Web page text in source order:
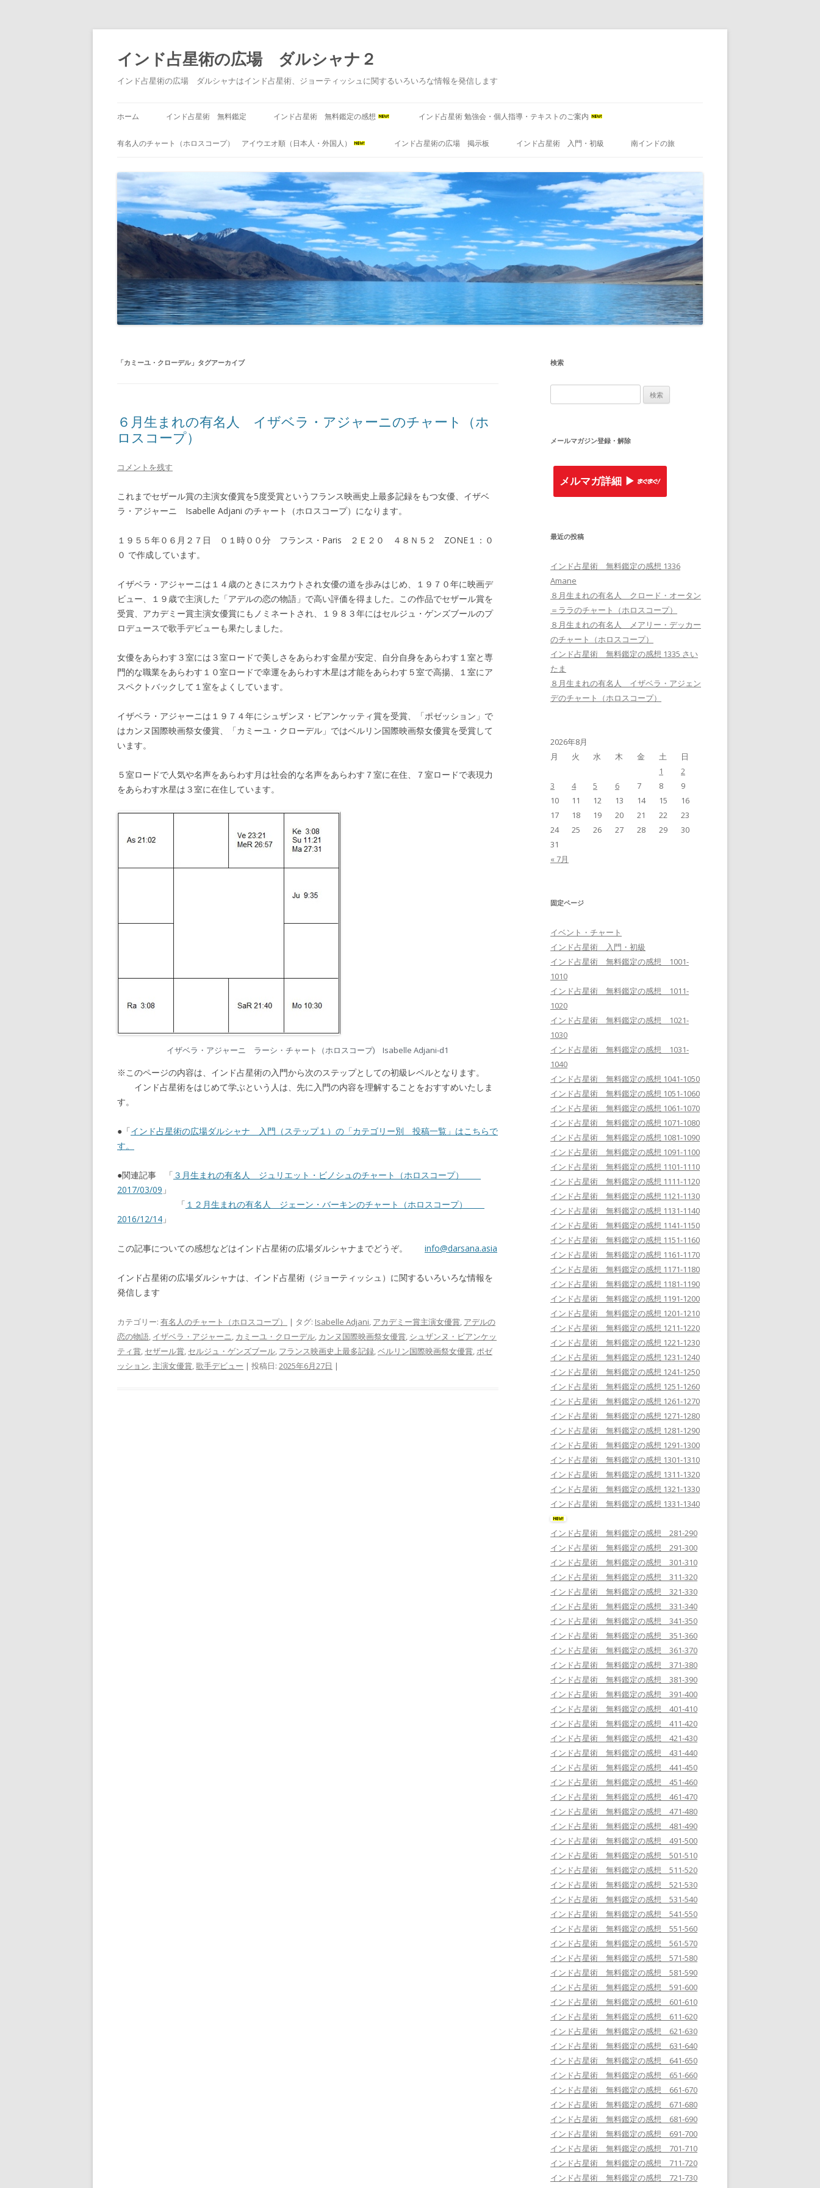
インド占星術の広場 ダルシャナ２
インド占星術の広場 ダルシャナはインド占星術、ジョーティッシュに関するいろいろな情報を発信します
ツ
へ
ッ
プ
ホーム インド占星術 無料鑑定 インド占星術 無料鑑定の感想 インド占星術 勉強会・個人指導・テキストのご案内
有名人のチャート（ホロスコープ） アイウエオ順（日本人・外国人） インド占星術の広場 掲示板 インド占星術 入門・初級 南インドの旅
「カミーユ・クローデル」タグアーカイブ
６月生まれの有名人 イザベラ・アジャーニのチャート（ホ
ロスコープ）
コメントを残す
これまでセザール賞の主演女優賞を5度受賞というフランス映画史上最多記録をもつ女優、イザベ
ラ・アジャーニ Isabelle Adjani のチャート（ホロスコープ）になります。
１９５５年０６月２７日 ０１時００分 フランス・Paris ２Ｅ２０ ４８Ｎ５２ ZONE１：０
０ で作成しています。
イザベラ・アジャーニは１４歳のときにスカウトされ女優の道を歩みはじめ、１９７０年に映画デ
ビュー、１９歳で主演した「アデルの恋の物語」で高い評価を得ました。この作品でセザール賞を
受賞、アカデミー賞主演女優賞にもノミネートされ、１９８３年にはセルジュ・ゲンズブールのプ
ロデュースで歌手デビューも果たしました。
女優をあらわす３室には３室ロードで美しさをあらわす金星が安定、自分自身をあらわす１室と専
門的な職業をあらわす１０室ロードで幸運をあらわす木星は才能をあらわす５室で高揚、１室にア
スペクトバックして１室をよくしています。
イザベラ・アジャーニは１９７４年にシュザンヌ・ビアンケッティ賞を受賞、「ポゼッション」で
はカンヌ国際映画祭女優賞、「カミーユ・クローデル」ではベルリン国際映画祭女優賞を受賞して
います。
５室ロードで人気や名声をあらわす月は社会的な名声をあらわす７室に在住、７室ロードで表現力
をあらわす水星は３室に在住しています。
イザベラ・アジャーニ ラーシ・チャート（ホロスコープ) Isabelle Adjani-d1
※このページの内容は、インド占星術の入門から次のステップとしての初級レベルとなります。
インド占星術をはじめて学ぶという人は、先に入門の内容を理解することをおすすめいたしま
す。
●「インド占星術の広場ダルシャナ 入門（ステップ１）の「カテゴリー別 投稿一覧」はこちらで
す。
●関連記事 「 ３月生まれの有名人 ジュリエット・ビノシュのチャート（ホロスコープ）
2017/03/09 」
「 １２月生まれの有名人 ジェーン・バーキンのチャート（ホロスコープ）
2016/12/14 」
この記事についての感想などはインド占星術の広場ダルシャナまでどうぞ。 info@darsana.asia
インド占星術の広場ダルシャナは、インド占星術（ジョーティッシュ）に関するいろいろな情報を
発信します
カテゴリー: 有名人のチャート（ホロスコープ） | タグ: Isabelle Adjani アカデミー賞主演女優賞 アデルの
恋の物語 イザベラ・アジャーニ カミーユ・クローデル カンヌ国際映画祭女優賞 シュザンヌ・ビアンケッ
ティ賞 セザール賞 セルジュ・ゲンズブール フランス映画史上最多記録 ベルリン国際映画祭女優賞 ポゼ
ッション 主演女優賞 歌手デビュー | 投稿日: 2025年6月27日 |
検索
索
メールマガジン登録・解除
メルマガ詳細 ▶︎
最近の投稿
インド占星術 無料鑑定の感想 1336
Amane
８月生まれの有名人 クロード・オータン
＝ララのチャート（ホロスコープ）
８月生まれの有名人 メアリー・デッカー
のチャート（ホロスコープ）
インド占星術 無料鑑定の感想 1335 さい
たま
８月生まれの有名人 イザベラ・アジェン
デのチャート（ホロスコープ）
2026年8月
月
火 水 木 金 土 日
« 7月
1
2
3
4 5 6 7 8
9
10
11 12 13 14 15
16
17
18 19 20 21 22
23
24
25 26 27 28 29
30
31
固定ページ
イベント・チャート
インド占星術 入門・初級
インド占星術 無料鑑定の感想 1001-
1010
インド占星術 無料鑑定の感想 1011-
1020
インド占星術 無料鑑定の感想 1021-
1030
インド占星術 無料鑑定の感想 1031-
1040
インド占星術 無料鑑定の感想 1041-1050
インド占星術 無料鑑定の感想 1051-1060
インド占星術 無料鑑定の感想 1061-1070
インド占星術 無料鑑定の感想 1071-1080
インド占星術 無料鑑定の感想 1081-1090
インド占星術 無料鑑定の感想 1091-1100
インド占星術 無料鑑定の感想 1101-1110
インド占星術 無料鑑定の感想 1111-1120
インド占星術 無料鑑定の感想 1121-1130
インド占星術 無料鑑定の感想 1131-1140
インド占星術 無料鑑定の感想 1141-1150
インド占星術 無料鑑定の感想 1151-1160
インド占星術 無料鑑定の感想 1161-1170
インド占星術 無料鑑定の感想 1171-1180
インド占星術 無料鑑定の感想 1181-1190
インド占星術 無料鑑定の感想 1191-1200
インド占星術 無料鑑定の感想 1201-1210
インド占星術 無料鑑定の感想 1211-1220
インド占星術 無料鑑定の感想 1221-1230
インド占星術 無料鑑定の感想 1231-1240
インド占星術 無料鑑定の感想 1241-1250
インド占星術 無料鑑定の感想 1251-1260
インド占星術 無料鑑定の感想 1261-1270
インド占星術 無料鑑定の感想 1271-1280
インド占星術 無料鑑定の感想 1281-1290
インド占星術 無料鑑定の感想 1291-1300
インド占星術 無料鑑定の感想 1301-1310
インド占星術 無料鑑定の感想 1311-1320
インド占星術 無料鑑定の感想 1321-1330
インド占星術 無料鑑定の感想 1331-1340
インド占星術 無料鑑定の感想 281-290
インド占星術 無料鑑定の感想 291-300
インド占星術 無料鑑定の感想 301-310
インド占星術 無料鑑定の感想 311-320
インド占星術 無料鑑定の感想 321-330
インド占星術 無料鑑定の感想 331-340
インド占星術 無料鑑定の感想 341-350
インド占星術 無料鑑定の感想 351-360
インド占星術 無料鑑定の感想 361-370
インド占星術 無料鑑定の感想 371-380
インド占星術 無料鑑定の感想 381-390
インド占星術 無料鑑定の感想 391-400
インド占星術 無料鑑定の感想 401-410
インド占星術 無料鑑定の感想 411-420
インド占星術 無料鑑定の感想 421-430
インド占星術 無料鑑定の感想 431-440
インド占星術 無料鑑定の感想 441-450
インド占星術 無料鑑定の感想 451-460
インド占星術 無料鑑定の感想 461-470
インド占星術 無料鑑定の感想 471-480
インド占星術 無料鑑定の感想 481-490
インド占星術 無料鑑定の感想 491-500
インド占星術 無料鑑定の感想 501-510
インド占星術 無料鑑定の感想 511-520
インド占星術 無料鑑定の感想 521-530
インド占星術 無料鑑定の感想 531-540
インド占星術 無料鑑定の感想 541-550
インド占星術 無料鑑定の感想 551-560
インド占星術 無料鑑定の感想 561-570
インド占星術 無料鑑定の感想 571-580
インド占星術 無料鑑定の感想 581-590
インド占星術 無料鑑定の感想 591-600
インド占星術 無料鑑定の感想 601-610
インド占星術 無料鑑定の感想 611-620
インド占星術 無料鑑定の感想 621-630
インド占星術 無料鑑定の感想 631-640
インド占星術 無料鑑定の感想 641-650
インド占星術 無料鑑定の感想 651-660
インド占星術 無料鑑定の感想 661-670
インド占星術 無料鑑定の感想 671-680
インド占星術 無料鑑定の感想 681-690
インド占星術 無料鑑定の感想 691-700
インド占星術 無料鑑定の感想 701-710
インド占星術 無料鑑定の感想 711-720
インド占星術 無料鑑定の感想 721-730